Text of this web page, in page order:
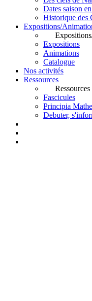
Dates saison
Historique des
Expositions/
Expositions
Animations
Catalogue
Nos activités
Ressources
Ressources
Fascicules
Principia
Debuter,